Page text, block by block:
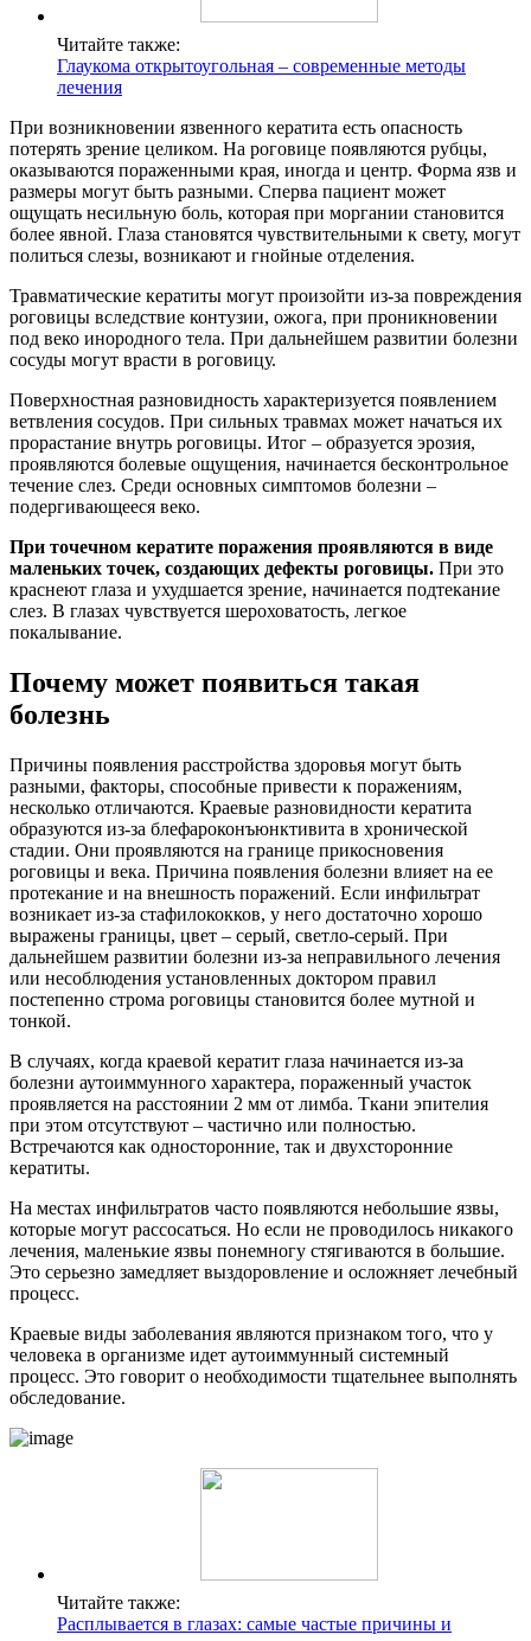
Читайте также:
Глаукома открытоугольная – современные методы
лечения
При возникновении язвенного кератита есть опасность
потерять зрение целиком. На роговице появляются рубцы,
оказываются пораженными края, иногда и центр. Форма язв и
размеры могут быть разными. Сперва пациент может
ощущать несильную боль, которая при моргании становится
более явной. Глаза становятся чувствительными к свету, могут
политься слезы, возникают и гнойные отделения.
Травматические кератиты могут произойти из-за повреждения
роговицы вследствие контузии, ожога, при проникновении
под веко инородного тела. При дальнейшем развитии болезни
сосуды могут врасти в роговицу.
Поверхностная разновидность характеризуется появлением
ветвления сосудов. При сильных травмах может начаться их
прорастание внутрь роговицы. Итог – образуется эрозия,
проявляются болевые ощущения, начинается бесконтрольное
течение слез. Среди основных симптомов болезни –
подергивающееся веко.
При точечном кератите поражения проявляются в виде
маленьких точек, создающих дефекты роговицы. При это
краснеют глаза и ухудшается зрение, начинается подтекание
слез. В глазах чувствуется шероховатость, легкое
покалывание.
Почему может появиться такая
болезнь
Причины появления расстройства здоровья могут быть
разными, факторы, способные привести к поражениям,
несколько отличаются. Краевые разновидности кератита
образуются из-за блефароконъюнктивита в хронической
стадии. Они проявляются на границе прикосновения
роговицы и века. Причина появления болезни влияет на ее
протекание и на внешность поражений. Если инфильтрат
возникает из-за стафилококков, у него достаточно хорошо
выражены границы, цвет – серый, светло-серый. При
дальнейшем развитии болезни из-за неправильного лечения
или несоблюдения установленных доктором правил
постепенно строма роговицы становится более мутной и
тонкой.
В случаях, когда краевой кератит глаза начинается из-за
болезни аутоиммунного характера, пораженный участок
проявляется на расстоянии 2 мм от лимба. Ткани эпителия
при этом отсутствуют – частично или полностью.
Встречаются как односторонние, так и двухсторонние
кератиты.
На местах инфильтратов часто появляются небольшие язвы,
которые могут рассосаться. Но если не проводилось никакого
лечения, маленькие язвы понемногу стягиваются в большие.
Это серьезно замедляет выздоровление и осложняет лечебный
процесс.
Краевые виды заболевания являются признаком того, что у
человека в организме идет аутоиммунный системный
процесс. Это говорит о необходимости тщательнее выполнять
обследование.
Читайте также:
Расплывается в глазах: самые частые причины и